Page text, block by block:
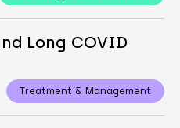
Long COVID
Treatment & Management